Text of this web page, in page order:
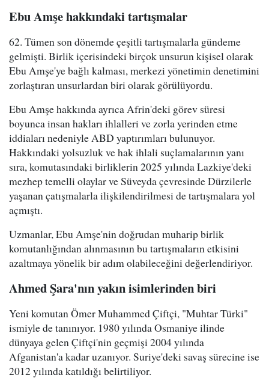
Ebu Amşe hakkındaki tartışmalar
62. Tümen son dönemde çeşitli tartışmalarla gündeme
gelmişti. Birlik içerisindeki birçok unsurun kişisel olarak
Ebu Amşe'ye bağlı kalması, merkezi yönetimin denetimini
zorlaştıran unsurlardan biri olarak görülüyordu.
Ebu Amşe hakkında ayrıca Afrin'deki görev süresi
boyunca insan hakları ihlalleri ve zorla yerinden etme
iddiaları nedeniyle ABD yaptırımları bulunuyor.
Hakkındaki yolsuzluk ve hak ihlali suçlamalarının yanı
sıra, komutasındaki birliklerin 2025 yılında Lazkiye'deki
mezhep temelli olaylar ve Süveyda çevresinde Dürzilerle
yaşanan çatışmalarla ilişkilendirilmesi de tartışmalara yol
açmıştı.
Uzmanlar, Ebu Amşe'nin doğrudan muharip birlik
komutanlığından alınmasının bu tartışmaların etkisini
azaltmaya yönelik bir adım olabileceğini değerlendiriyor.
Ahmed Şara'nın yakın isimlerinden biri
Yeni komutan Ömer Muhammed Çiftçi, "Muhtar Türki"
ismiyle de tanınıyor. 1980 yılında Osmaniye ilinde
dünyaya gelen Çiftçi'nin geçmişi 2004 yılında
Afganistan'a kadar uzanıyor. Suriye'deki savaş sürecine ise
2012 yılında katıldığı belirtiliyor.